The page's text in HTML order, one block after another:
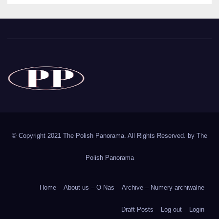
© Copyright 2021 The Polish Panorama. All Rights Reserved. by The
Polish Panorama
Home About us – O Nas Archive – Numery archiwalne
Draft Posts Log out Login